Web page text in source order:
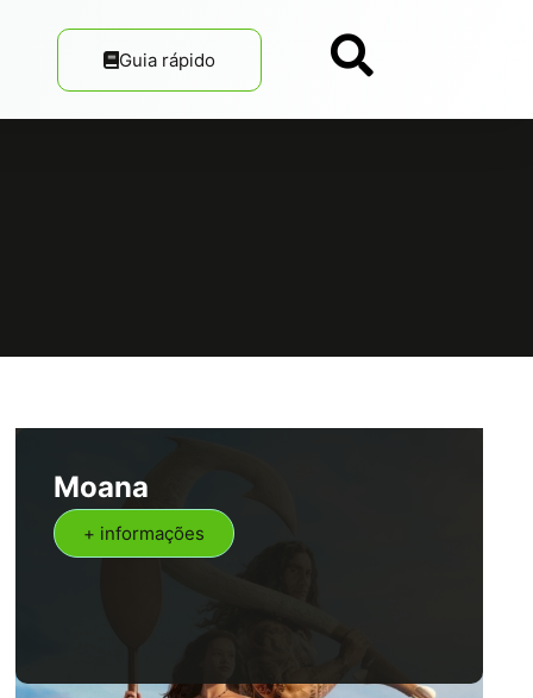
Guia rápido
Moana
+ informações